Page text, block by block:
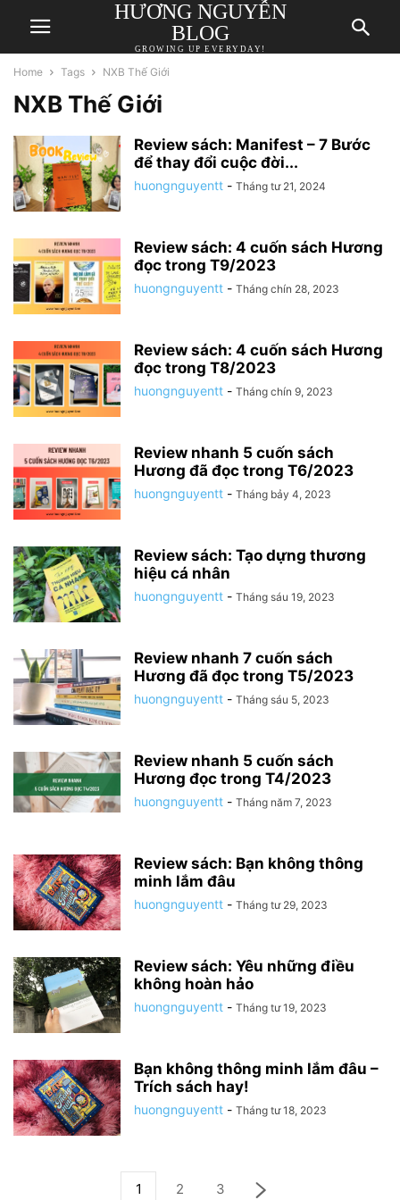
HƯƠNG NGUYỄN
BLOG
GROWING UP EVERYDAY!
Home Tags NXB Thế Giới
NXB Thế Giới
Review sách: Manifest – 7 Bước
để thay đổi cuộc đời...
huongnguyentt - Tháng tư 21, 2024
Review sách: 4 cuốn sách Hương
đọc trong T9/2023
huongnguyentt - Tháng chín 28, 2023
Review sách: 4 cuốn sách Hương
đọc trong T8/2023
huongnguyentt - Tháng chín 9, 2023
Review nhanh 5 cuốn sách
Hương đã đọc trong T6/2023
huongnguyentt - Tháng bảy 4, 2023
Review sách: Tạo dựng thương
hiệu cá nhân
huongnguyentt - Tháng sáu 19, 2023
Review nhanh 7 cuốn sách
Hương đã đọc trong T5/2023
huongnguyentt - Tháng sáu 5, 2023
Review nhanh 5 cuốn sách
Hương đọc trong T4/2023
huongnguyentt - Tháng năm 7, 2023
Review sách: Bạn không thông
minh lắm đâu
huongnguyentt - Tháng tư 29, 2023
Review sách: Yêu những điều
không hoàn hảo
huongnguyentt - Tháng tư 19, 2023
Bạn không thông minh lắm đâu –
Trích sách hay!
huongnguyentt - Tháng tư 18, 2023
1 2 3